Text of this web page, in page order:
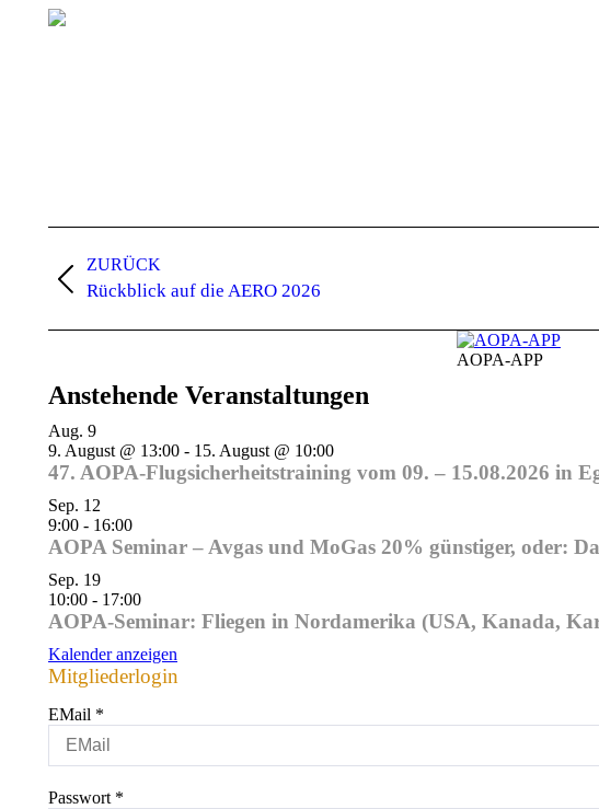
ZURÜCK
Vorheriger
Rückblick auf die AERO 2026
AOPA-APP
Anstehende Veranstaltungen
Aug. 9
9. August @ 13:00 - 15. August @ 10:00
47. AOPA-Flugsicherheitstraining vom 09. – 15.08.2026 in
Sep. 12
9:00 - 16:00
AOPA Seminar – Avgas und MoGas 20% günstiger, oder:
Sep. 19
10:00 - 17:00
AOPA-Seminar: Fliegen in Nordamerika (USA, Kanada,
Kalender anzeigen
Mitgliederlogin
EMail *
Passwort *